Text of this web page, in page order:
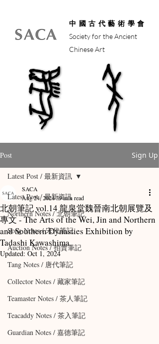
中國古代藝術學會
Society for the Ancient
Chinese Art
馬年
馬年
Post Sign Up
Latest Post / 最新資訊
Northern Notes / 北朝筆記
Song Notes / 宋代筆記
Auction Notes / 拍賣筆記
Tang Notes / 唐代筆記
Collector Notes / 藏家筆記
Teamaster Notes / 茶人筆記
Teacaddy Notes / 茶入筆記
Guardian Notes / 嘉德筆記
Latest Post / 最新資訊
北朝筆記 vol.14 龍泉堂魏晉南北朝展覽及
專文 - The Arts of the Wei, Jin and Northern
and Southern Dynasties Exhibition by
Tadashi Kawashima.
SACA
Aug 24, 202439 min read
Updated: Oct 1, 2024